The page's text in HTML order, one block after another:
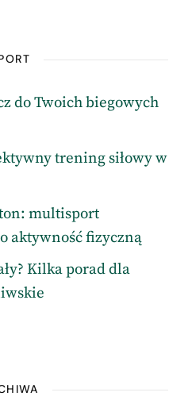
do Twoich biegowych
trening siłowy w
multisport
aktywność fizyczną
Kilka porad dla